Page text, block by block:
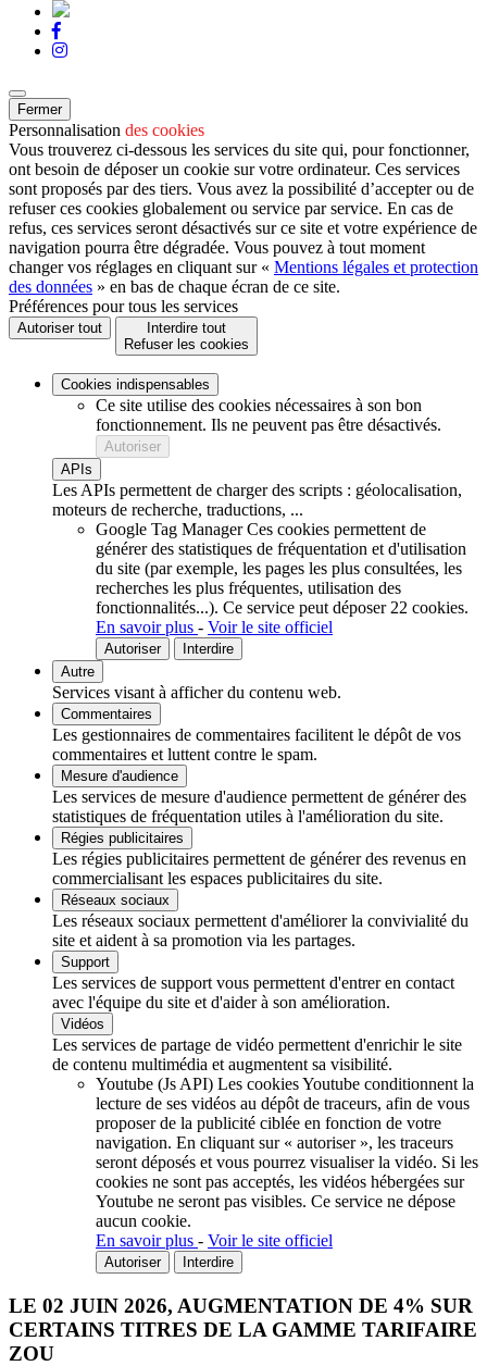
Fermer
Personnalisation des cookies
Vous trouverez ci-dessous les services du site qui, pour fonctionner,
ont besoin de déposer un cookie sur votre ordinateur. Ces services
sont proposés par des tiers. Vous avez la possibilité d’accepter ou de
refuser ces cookies globalement ou service par service. En cas de
refus, ces services seront désactivés sur ce site et votre expérience de
navigation pourra être dégradée. Vous pouvez à tout moment
changer vos réglages en cliquant sur « Mentions légales et protection
des données » en bas de chaque écran de ce site.
Préférences pour tous les services
Autoriser tout
Interdire tout
Refuser les cookies
Cookies indispensables
Ce site utilise des cookies nécessaires à son bon
fonctionnement. Ils ne peuvent pas être désactivés.
Autoriser
APIs
Les APIs permettent de charger des scripts : géolocalisation,
moteurs de recherche, traductions, ...
Google Tag Manager Ces cookies permettent de
générer des statistiques de fréquentation et d'utilisation
du site (par exemple, les pages les plus consultées, les
recherches les plus fréquentes, utilisation des
fonctionnalités...). Ce service peut déposer 22 cookies.
En savoir plus - Voir le site officiel
Autoriser
Interdire
Autre
Services visant à afficher du contenu web.
Commentaires
Les gestionnaires de commentaires facilitent le dépôt de vos
commentaires et luttent contre le spam.
Mesure d'audience
Les services de mesure d'audience permettent de générer des
statistiques de fréquentation utiles à l'amélioration du site.
Régies publicitaires
Les régies publicitaires permettent de générer des revenus en
commercialisant les espaces publicitaires du site.
Réseaux sociaux
Les réseaux sociaux permettent d'améliorer la convivialité du
site et aident à sa promotion via les partages.
Support
Les services de support vous permettent d'entrer en contact
avec l'équipe du site et d'aider à son amélioration.
Vidéos
Les services de partage de vidéo permettent d'enrichir le site
de contenu multimédia et augmentent sa visibilité.
Youtube (Js API) Les cookies Youtube conditionnent la
lecture de ses vidéos au dépôt de traceurs, afin de vous
proposer de la publicité ciblée en fonction de votre
navigation. En cliquant sur « autoriser », les traceurs
seront déposés et vous pourrez visualiser la vidéo. Si les
cookies ne sont pas acceptés, les vidéos hébergées sur
Youtube ne seront pas visibles. Ce service ne dépose
aucun cookie.
En savoir plus - Voir le site officiel
Autoriser Interdire
LE 02 JUIN 2026, AUGMENTATION DE 4% SUR
CERTAINS TITRES DE LA GAMME TARIFAIRE
ZOU